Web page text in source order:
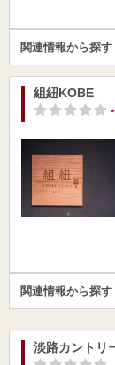
関連情報から探す
組紐KOBE
関連情報から探す
淡路カントリ